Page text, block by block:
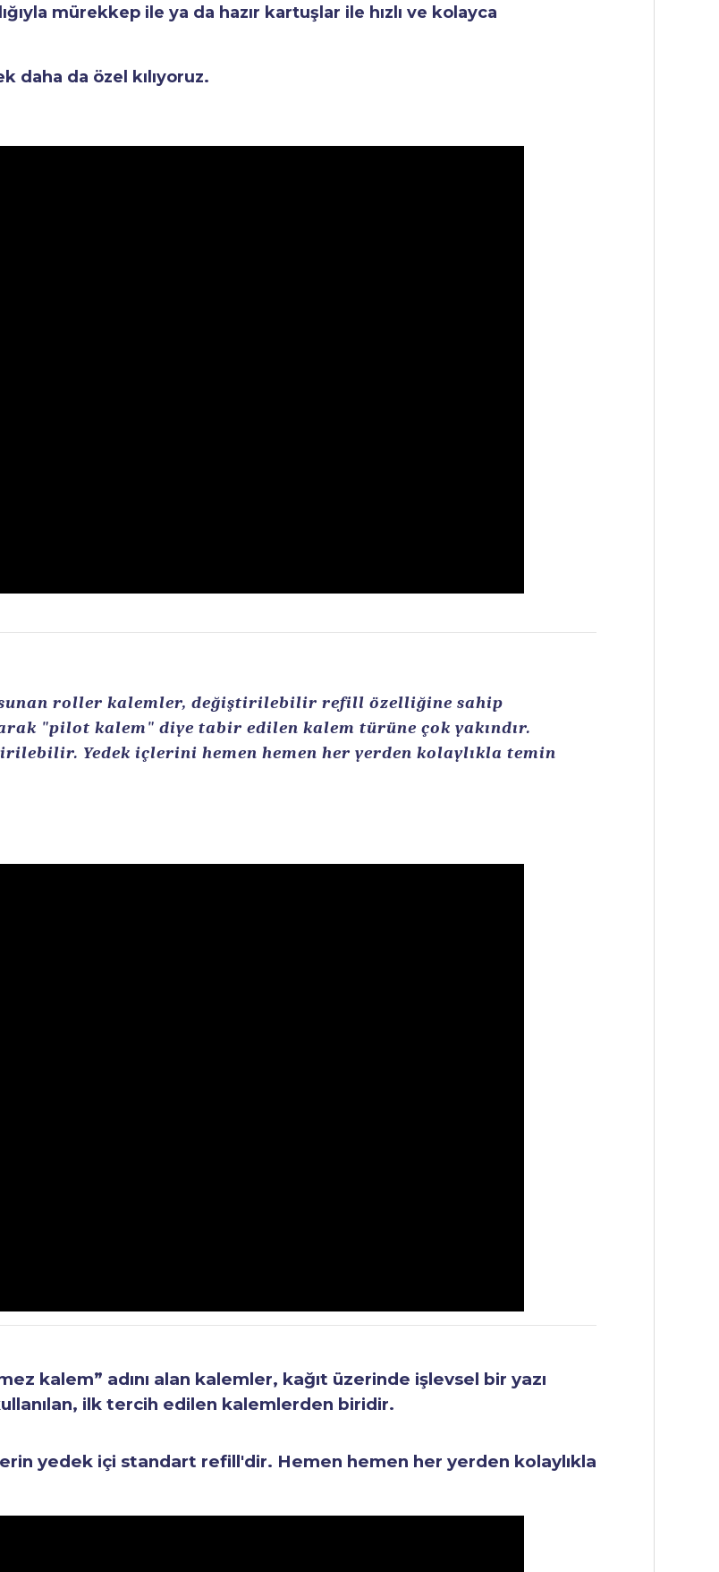
mürekkep ile ya da hazır kartuşlar ile hızlı ve kolayca
daha da özel kılıyoruz.
sunan roller kalemler, değiştirilebilir refill özelliğine sahip
"pilot kalem" diye tabir edilen kalem türüne çok yakındır.
Yedek içlerini hemen hemen her yerden kolaylıkla temin
kalem” adını alan kalemler, kağıt üzerinde işlevsel bir yazı
ilk tercih edilen kalemlerden biridir.
yedek içi standart refill'dir. Hemen hemen her yerden kolaylıkla